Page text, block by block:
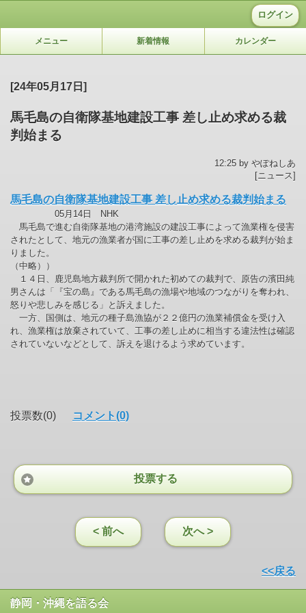
ログイン
メニュー 新着情報 カレンダー
[24年05月17日]
馬毛島の自衛隊基地建設工事 差し止め求める裁
判始まる
12:25 by やぽねしあ
[ニュース]
馬毛島の自衛隊基地建設工事 差し止め求める裁判始まる
05月14日 NHK
馬毛島で進む自衛隊基地の港湾施設の建設工事によって漁業権を侵害
されたとして、地元の漁業者が国に工事の差し止めを求める裁判が始ま
りました。
（中略））
１４日、鹿児島地方裁判所で開かれた初めての裁判で、原告の濱田純
男さんは「『宝の島』である馬毛島の漁場や地域のつながりを奪われ、
怒りや悲しみを感じる」と訴えました。
一方、国側は、地元の種子島漁協が２２億円の漁業補償金を受け入
れ、漁業権は放棄されていて、工事の差し止めに相当する違法性は確認
されていないなどとして、訴えを退けるよう求めています。
投票数(0) コメント(0)
投票する
< 前へ 次へ >
<<戻る
静岡・沖縄を語る会